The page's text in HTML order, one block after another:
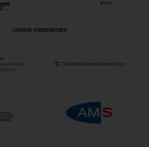
UNSERE FÖRDERGEBER